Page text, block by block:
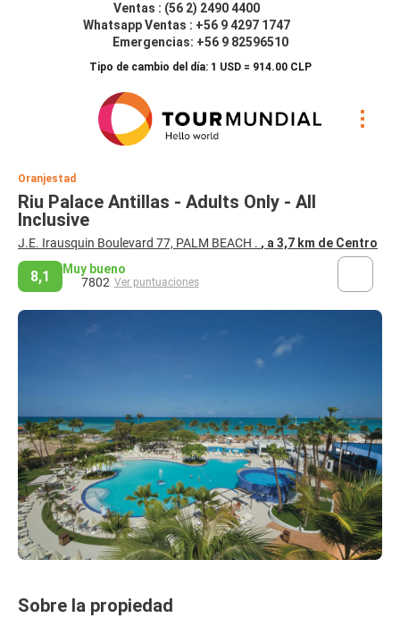
Ventas : (56 2) 2490 4400
Whatsapp Ventas : +56 9 4297 1747
Emergencias: +56 9 82596510
Tipo de cambio del día: 1 USD = 914.00 CLP
Oranjestad
Riu Palace Antillas - Adults Only - All
Inclusive
J.E. Irausquin Boulevard 77, PALM BEACH . , a 3,7 km de Centro
8,1
Muy bueno
7802 Ver puntuaciones
Sobre la propiedad